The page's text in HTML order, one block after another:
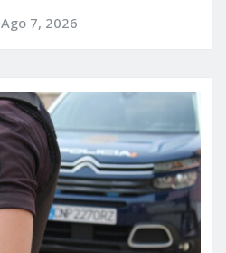
Ago 7, 2026